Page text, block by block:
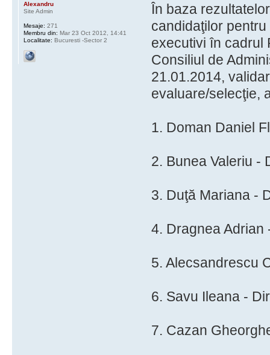
În baza
candidaţilor
executivi în cadrul
Consiliul de
21.01.2014,
evaluare/selecţie,
1. Doman Daniel
2. Bunea Valeriu -
3. Duţă Mariana -
4. Dragnea Adrian
5. Alecsandrescu
6. Savu Ileana -
7. Cazan
Alexandru
Site Admin
Mesaje: 271
Membru din: Mar 23 Oct 2012, 14:41
Localitate: Bucuresti -Sector 2